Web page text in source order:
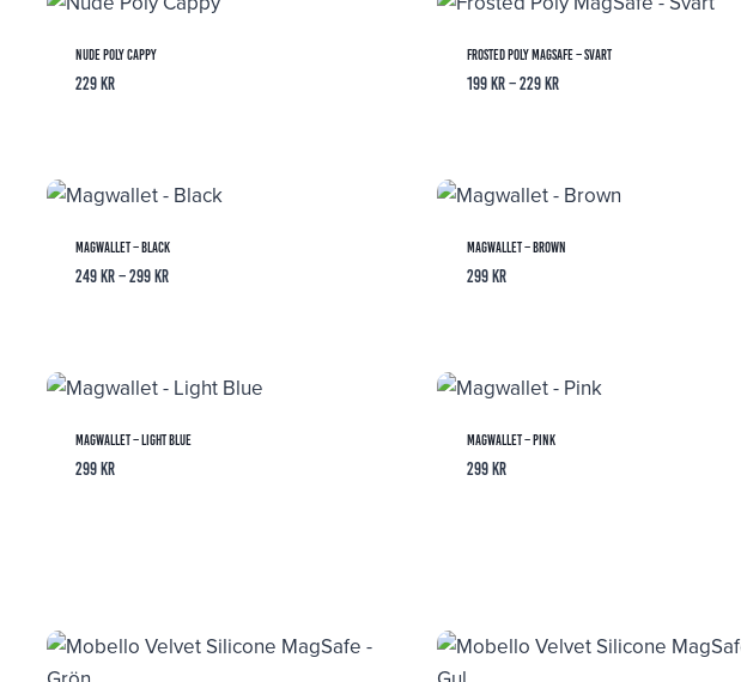
Nude Poly Cappy
229 kr
Frosted Poly MagSafe – Svart
199 kr – 229 krPrisintervall:
Magwallet – Black
249 kr–299 krPrisintervall:
Magwallet – Brown
299 kr
Magwallet – Light Blue
299 kr
Magwallet – Pink
299 kr